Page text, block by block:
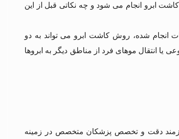
کاشت ابرو انجام می شود و چه نکاتی قبل از این
انجام شده، روش کاشت ابرو می تواند به دو
انتقال موهای فرد از مناطق دیگر به ابروها
دقت و تخصص پزشکان متخصص در زمینه